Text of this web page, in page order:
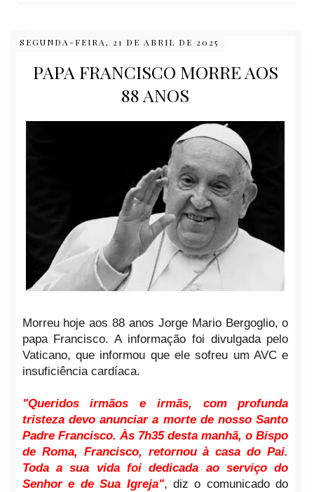
SEGUNDA-FEIRA, 21 DE ABRIL DE 2025
PAPA FRANCISCO MORRE AOS
88 ANOS
Morreu hoje aos 88 anos Jorge Mario Bergoglio, o
papa Francisco. A informação foi divulgada pelo
Vaticano, que informou que ele sofreu um AVC e
insuficiência cardíaca.
"Queridos irmãos e irmãs, com profunda
tristeza devo anunciar a morte de nosso Santo
Padre Francisco. Às 7h35 desta manhã, o Bispo
de Roma, Francisco, retornou à casa do Pai.
Toda a sua vida foi dedicada ao serviço do
Senhor e de Sua Igreja", diz o comunicado do